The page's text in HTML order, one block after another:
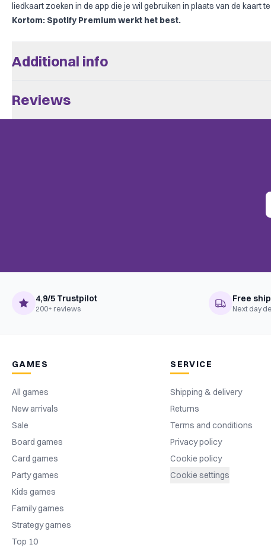
liedkaart zoeken in de app die je wil gebruiken in plaats van de kaart
Kortom: Spotify Premium werkt het best.
Additional info
Reviews
Only customers who bought this game can leave a review. Check
4,9/5 Trustpilot
200+ reviews
Free
Next day
GAMES
All games
New arrivals
Sale
Board games
Card games
Party games
Kids games
Family games
Strategy games
Top 10
SERVICE
Shipping & delivery
Returns
Terms and conditions
Privacy policy
Cookie policy
Cookie settings